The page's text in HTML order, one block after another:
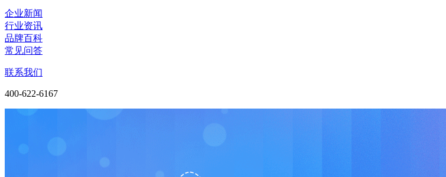
企业新闻
行业资讯
品牌百科
常见问答
联系我们
400-622-6167